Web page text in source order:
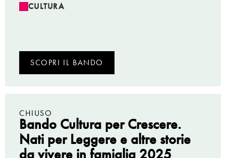
CULTURA
SCOPRI IL BANDO
CHIUSO
Bando Cultura per Crescere.
Nati per Leggere e altre storie
da vivere in famiglia 2025